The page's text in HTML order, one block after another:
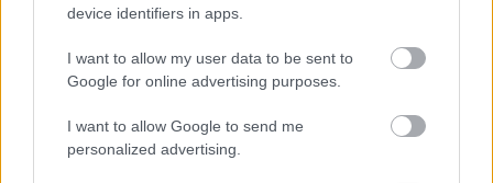
device identifiers in apps.
I want to allow my user data to be sent to
Google for online advertising purposes.
I want to allow Google to send me
personalized advertising.